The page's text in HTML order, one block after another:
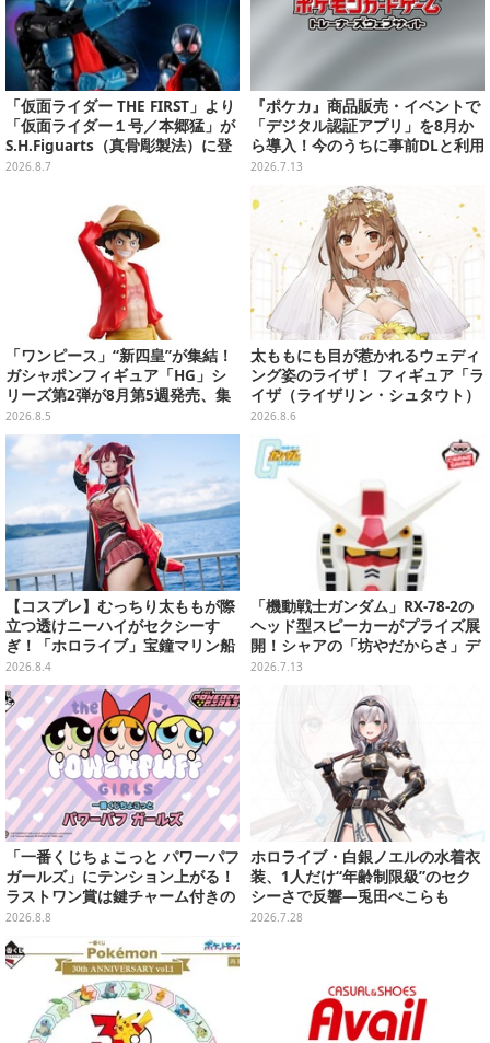
「仮面ライダー THE FIRST」より
「仮面ライダー１号／本郷猛」が
S.H.Figuarts（真骨彫製法）に登
場！8月18日より予約受付開始
2026.8.7
『ポケカ』商品販売・イベントで
「デジタル認証アプリ」を8月か
ら導入！今のうちに事前DLと利用
登録をお願い
2026.7.13
「ワンピース」“新四皇”が集結！
ガシャポンフィギュア「HG」シ
リーズ第2弾が8月第5週発売、集
めて並べたくなるクオリティ
2026.8.5
太ももにも目が惹かれるウェディ
ング姿のライザ！ フィギュア「ラ
イザ（ライザリン・シュタウト）
ウェディングStyle」が8月7日よ
り予約受付開始
2026.8.6
【コスプレ】むっちり太ももが際
立つ透けニーハイがセクシーす
ぎ！「ホロライブ」宝鐘マリン船
長が反則級の可愛いへそ出し姿で
魅せる【写真8枚】
2026.8.4
「機動戦士ガンダム」RX-78-2の
ヘッド型スピーカーがプライズ展
開！シャアの「坊やだからさ」デ
ザインなどオシャレなグラス3種
2026.7.13
「一番くじちょこっと パワーパフ
ガールズ」にテンション上がる！
ラストワン賞は鍵チャーム付きの
シール帳スペシャルセット
2026.8.8
ホロライブ・白銀ノエルの水着衣
装、1人だけ“年齢制限級”のセク
シーさで反響―兎田ぺこらも
「こ、こんなことが許されていい
2026.7.28